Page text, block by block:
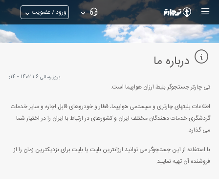
ورود / عضویت
درباره ما
بروز رسانی
تی چارتر جستجوگر بلیط ارزان هواپیما است.
اطلاعات بلیتهای چارتری و سیستمی هواپیما، قطار و خودروهای قابل اجاره و سایر خدمات
گردشگری خدمات دهندگان مختلف ایران و کشورهای در ارتباط با ایران را در اختیار شما
می گذارد.
با استفاده از این جستجوگر می توانید ارزانترین بلیت یا بلیت برای نزدیکترین زمان را از
فروشنده آن تهیه نمایید.